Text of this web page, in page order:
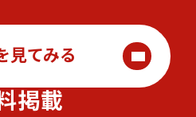
見てみる
掲載